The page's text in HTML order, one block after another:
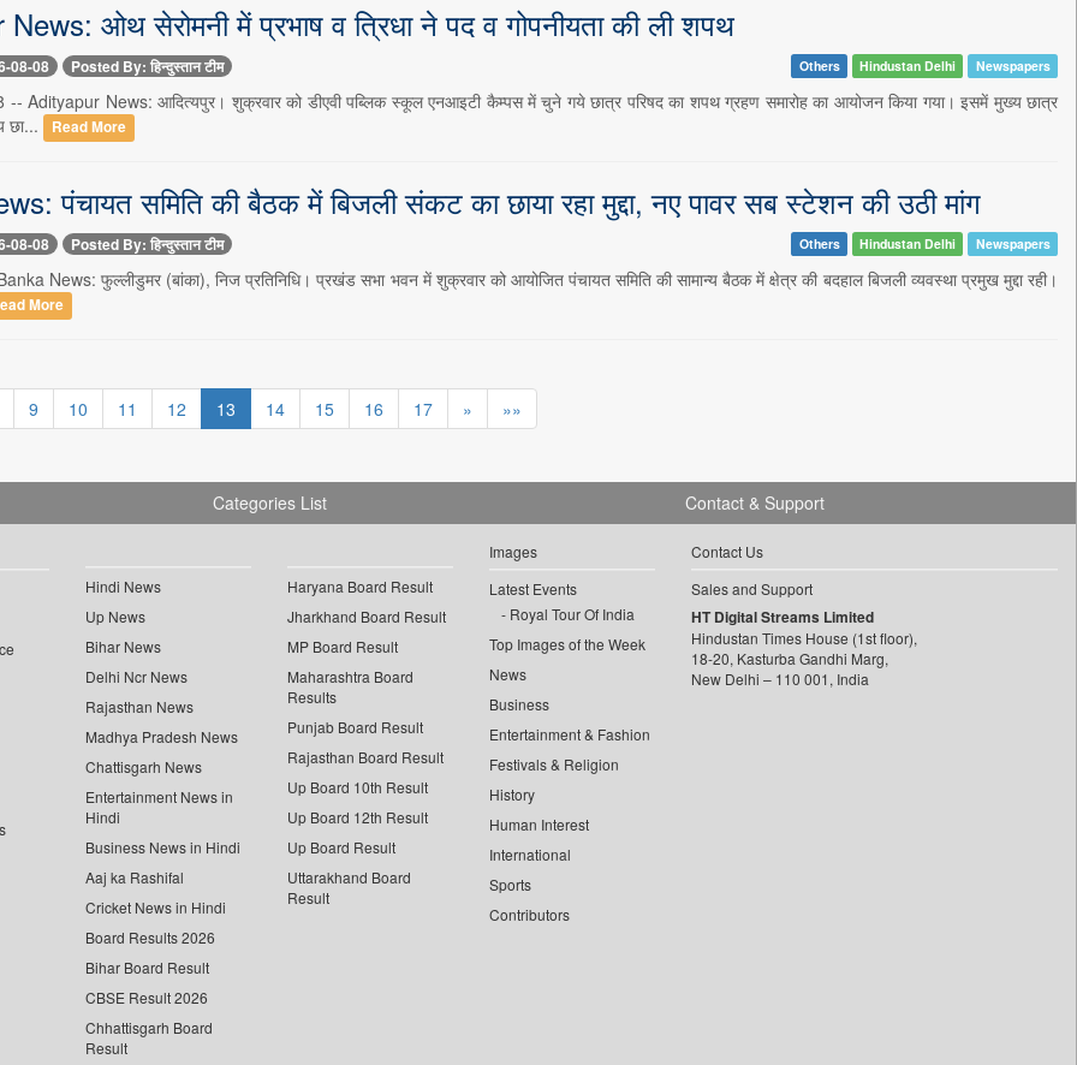
ओथ सेरोमनी में प्रभाष व त्रिधा ने पद व गोपनीयता की ली शपथ
08-08 Posted By: हिन्दुस्तान टीम Others Hindustan Delhi Newspapers
-- Adityapur News: आदित्यपुर। शुक्रवार को डीएवी पब्लिक स्कूल एनआइटी कैम्पस में चुने गये छात्र परिषद का शपथ ग्रहण समारोह का आयोजन किया गया। इसमें मुख्य छात्र
छा...
Read More
पंचायत समिति की बैठक में बिजली संकट का छाया रहा मुद्दा, नए पावर सब स्टेशन की उठी मांग
08-08 Posted By: हिन्दुस्तान टीम Others Hindustan Delhi Newspapers
News: फुल्लीडुमर (बांका), निज प्रतिनिधि। प्रखंड सभा भवन में शुक्रवार को आयोजित पंचायत समिति की सामान्य बैठक में क्षेत्र की बदहाल बिजली व्यवस्था प्रमुख मुद्दा रही।
More
9 10 11 12 13 14 15 16 17 » »»
Categories List
Hindi News
Up News
Bihar News
Delhi Ncr News
Rajasthan News
Madhya Pradesh News
Chattisgarh News
Entertainment News in
Hindi
Business News in Hindi
Aaj ka Rashifal
Cricket News in Hindi
Board Results 2026
Bihar Board Result
CBSE Result 2026
Chhattisgarh Board
Result
Haryana Board Result
Jharkhand Board Result
MP Board Result
Maharashtra Board
Results
Punjab Board Result
Rajasthan Board Result
Up Board 10th Result
Up Board 12th Result
Up Board Result
Uttarakhand Board
Result
Images
Latest Events
Royal Tour Of India
Top Images of the Week
News
Business
Entertainment & Fashion
Festivals & Religion
History
Human Interest
International
Sports
Contributors
Contact & Support
Contact Us
Sales and Support
HT Digital Streams Limited
Hindustan Times House (1st floor),
18-20, Kasturba Gandhi Marg,
New Delhi – 110 001, India